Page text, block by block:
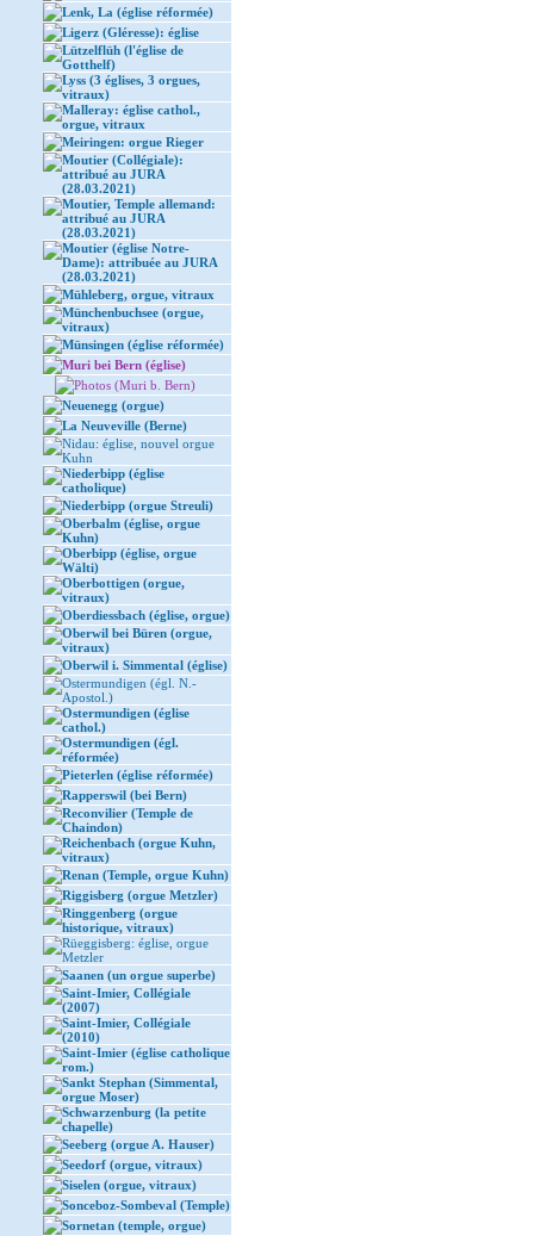
Lenk, La (église réformée)
Ligerz (Gléresse): église
Lützelflüh (l'église de
Gotthelf)
Lyss (3 églises, 3 orgues,
vitraux)
Malleray: église cathol.,
orgue, vitraux
Meiringen: orgue Rieger
Moutier (Collégiale):
attribué au JURA
(28.03.2021)
Moutier, Temple allemand:
attribué au JURA
(28.03.2021)
Moutier (église Notre-
Dame): attribuée au JURA
(28.03.2021)
Mühleberg, orgue, vitraux
Münchenbuchsee (orgue,
vitraux)
Münsingen (église réformée)
Muri bei Bern (église)
Photos (Muri b. Bern)
Neuenegg (orgue)
La Neuveville (Berne)
Nidau: église, nouvel orgue
Kuhn
Niederbipp (église
catholique)
Niederbipp (orgue Streuli)
Oberbalm (église, orgue
Kuhn)
Oberbipp (église, orgue
Wälti)
Oberbottigen (orgue,
vitraux)
Oberdiessbach (église, orgue)
Oberwil bei Büren (orgue,
vitraux)
Oberwil i. Simmental (église)
Ostermundigen (égl. N.-
Apostol.)
Ostermundigen (église
cathol.)
Ostermundigen (égl.
réformée)
Pieterlen (église réformée)
Rapperswil (bei Bern)
Reconvilier (Temple de
Chaindon)
Reichenbach (orgue Kuhn,
vitraux)
Renan (Temple, orgue Kuhn)
Riggisberg (orgue Metzler)
Ringgenberg (orgue
historique, vitraux)
Rüeggisberg: église, orgue
Metzler
Saanen (un orgue superbe)
Saint-Imier, Collégiale
(2007)
Saint-Imier, Collégiale
(2010)
Saint-Imier (église catholique
rom.)
Sankt Stephan (Simmental,
orgue Moser)
Schwarzenburg (la petite
chapelle)
Seeberg (orgue A. Hauser)
Seedorf (orgue, vitraux)
Siselen (orgue, vitraux)
Sonceboz-Sombeval (Temple)
Sornetan (temple, orgue)